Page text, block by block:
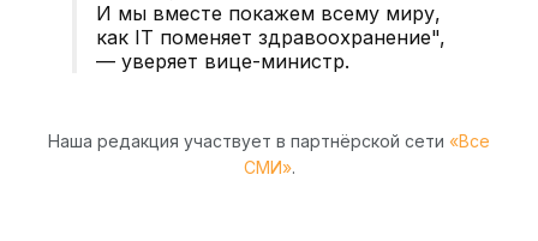
И мы вместе покажем всему миру,
как IT поменяет здравоохранение",
— уверяет вице-министр.
Наша редакция участвует в партнёрской сети «Все
СМИ».